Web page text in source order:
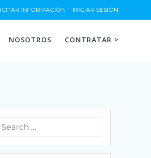
INFORMACIÓN INICIAR SESIÓN
NOSOTROS CONTRATAR >